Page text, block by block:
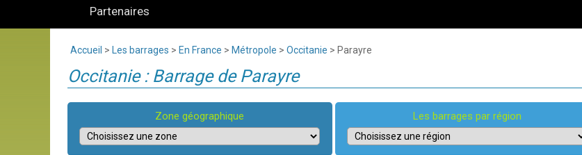
Partenaires
Accueil > Les barrages > En France > Métropole > Occitanie > Parayre
Occitanie : Barrage de Parayre
Zone géographique Les barrages par région